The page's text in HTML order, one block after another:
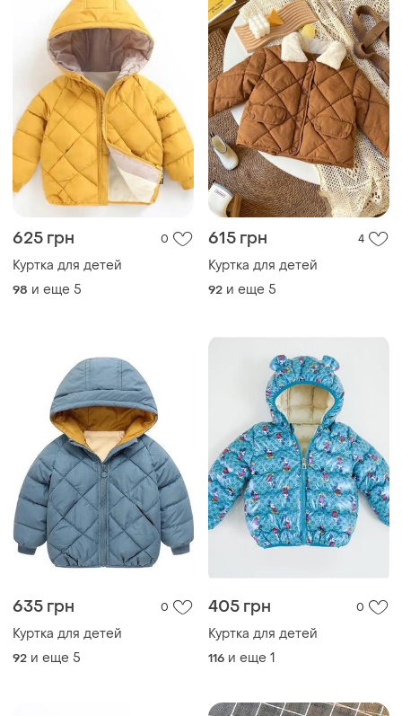
625 грн 0
Куртка для детей
98 и еще 5
615 грн 4
Куртка для детей
92 и еще 5
635 грн 0
Куртка для детей
92 и еще 5
405 грн 0
Куртка для детей
116 и еще 1